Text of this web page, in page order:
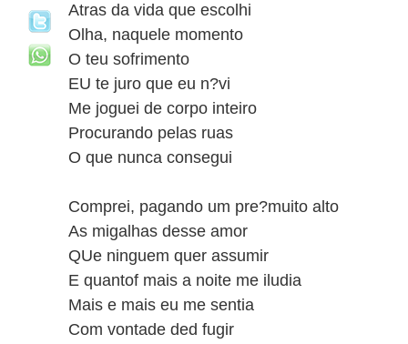
Atras da vida que escolhi
Olha, naquele momento
O teu sofrimento
EU te juro que eu n?vi
Me joguei de corpo inteiro
Procurando pelas ruas
O que nunca consegui
Comprei, pagando um pre?muito alto
As migalhas desse amor
QUe ninguem quer assumir
E quantof mais a noite me iludia
Mais e mais eu me sentia
Com vontade ded fugir